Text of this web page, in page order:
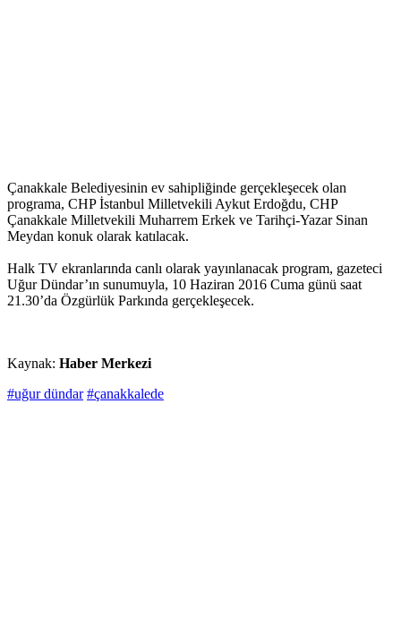
Çanakkale Belediyesinin ev sahipliğinde gerçekleşecek olan
programa, CHP İstanbul Milletvekili Aykut Erdoğdu, CHP
Çanakkale Milletvekili Muharrem Erkek ve Tarihçi-Yazar Sinan
Meydan konuk olarak katılacak.
Halk TV ekranlarında canlı olarak yayınlanacak program, gazeteci
Uğur Dündar’ın sunumuyla, 10 Haziran 2016 Cuma günü saat
21.30’da Özgürlük Parkında gerçekleşecek.
Kaynak: Haber Merkezi
#uğur dündar #çanakkalede